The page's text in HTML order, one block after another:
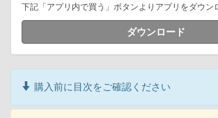
下記「アプリ内で買う」ボタンよりアプリをダウン
ダウンロード
購入前に目次をご確認ください